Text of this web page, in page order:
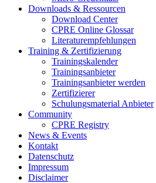
Downloads & Ressourcen
Download Center
CPRE Online Glossar
Literaturempfehlungen
Training & Zertifizierung
Trainingskalender
Trainingsanbieter
Trainingsanbieter werden
Zertifizierer
Schulungsmaterial Anbieter
Community
CPRE Registry
News & Events
Kontakt
Datenschutz
Impressum
Disclaimer